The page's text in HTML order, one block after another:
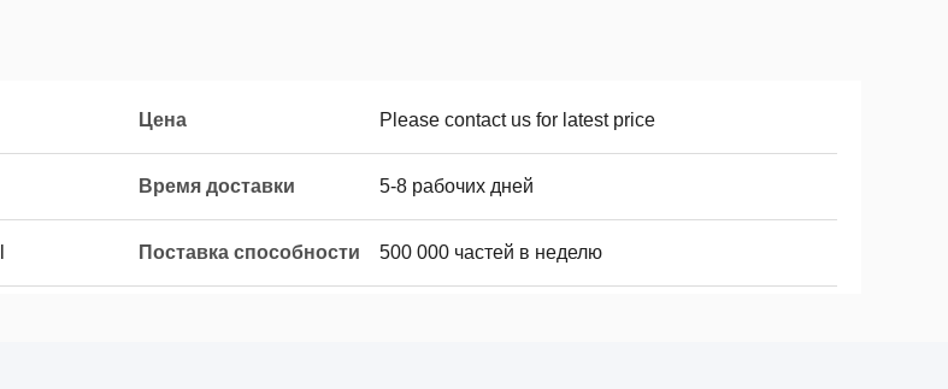
Цена Please contact us for latest price
Время доставки 5-8 рабочих дней
Поставка способности 500 000 частей в неделю